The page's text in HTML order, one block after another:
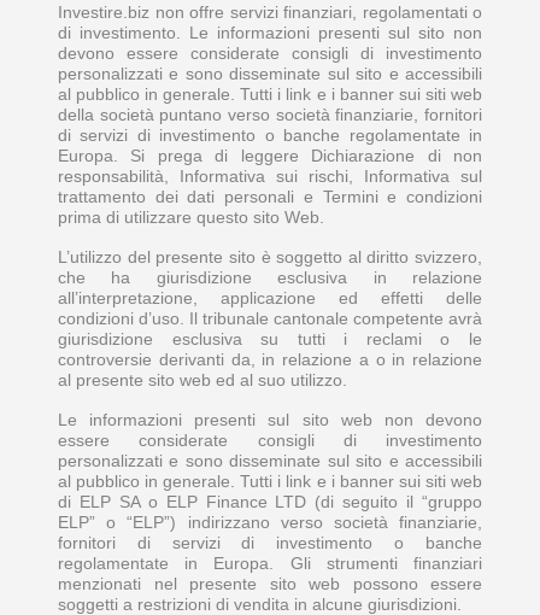
Investire.biz non offre servizi finanziari, regolamentati o
di investimento. Le informazioni presenti sul sito non
devono essere considerate consigli di investimento
personalizzati e sono disseminate sul sito e accessibili
al pubblico in generale. Tutti i link e i banner sui siti web
della società puntano verso società finanziarie, fornitori
di servizi di investimento o banche regolamentate in
Europa. Si prega di leggere Dichiarazione di non
responsabilità, Informativa sui rischi, Informativa sul
trattamento dei dati personali e Termini e condizioni
prima di utilizzare questo sito Web.
L’utilizzo del presente sito è soggetto al diritto svizzero,
che ha giurisdizione esclusiva in relazione
all’interpretazione, applicazione ed effetti delle
condizioni d’uso. Il tribunale cantonale competente avrà
giurisdizione esclusiva su tutti i reclami o le
controversie derivanti da, in relazione a o in relazione
al presente sito web ed al suo utilizzo.
Le informazioni presenti sul sito web non devono
essere considerate consigli di investimento
personalizzati e sono disseminate sul sito e accessibili
al pubblico in generale. Tutti i link e i banner sui siti web
di ELP SA o ELP Finance LTD (di seguito il “gruppo
ELP” o “ELP”) indirizzano verso società finanziarie,
fornitori di servizi di investimento o banche
regolamentate in Europa. Gli strumenti finanziari
menzionati nel presente sito web possono essere
soggetti a restrizioni di vendita in alcune giurisdizioni.